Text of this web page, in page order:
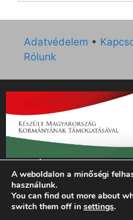
Adatvédelem •
Rólunk
„Az Új Ember katolikus
támogatását az EGYH-
szerződés keretében 3 000
Emberi
A weboldalon a minőségi
használunk.
You can find out more about
switch them off in settings.